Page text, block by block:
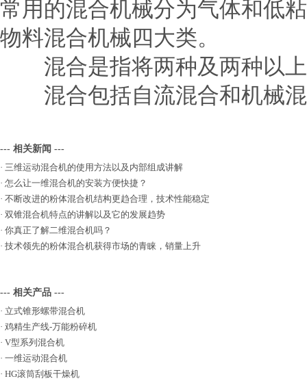
常用的混合机械分为气体和低
物料混合机械四大类。
混合是指将两种及两种以上
混合包括自流混合和机械混
--- 相关新闻 ---
· 三维运动混合机的使用方法以及内部组成讲解
· 怎么让一维混合机的安装方便快捷？
· 不断改进的粉体混合机结构更趋合理，技术性能稳定
· 双锥混合机特点的讲解以及它的发展趋势
· 你真正了解二维混合机吗？
· 技术领先的粉体混合机获得市场的青睐，销量上升
--- 相关产品 ---
· 立式锥形螺带混合机
· 鸡精生产线-万能粉碎机
· V型系列混合机
· 一维运动混合机
· HG滚筒刮板干燥机